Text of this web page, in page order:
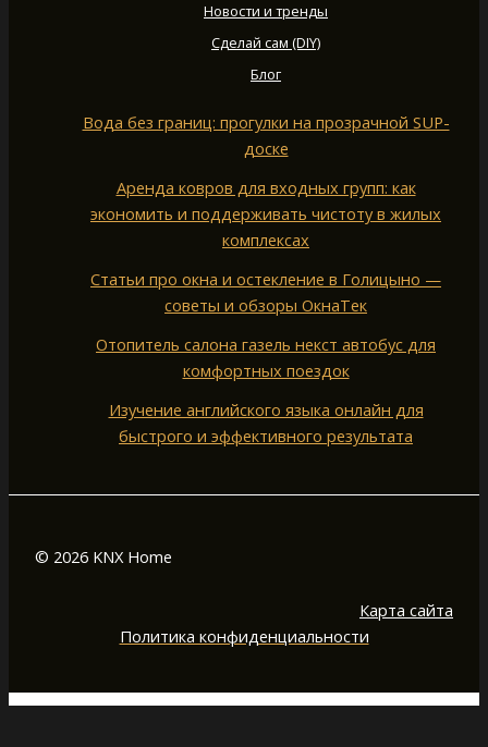
Новости и тренды
Сделай сам (DIY)
Блог
Вода без границ: прогулки на прозрачной SUP-
доске
Аренда ковров для входных групп: как
экономить и поддерживать чистоту в жилых
комплексах
Статьи про окна и остекление в Голицыно —
советы и обзоры ОкнаТек
Отопитель салона газель некст автобус для
комфортных поездок
Изучение английского языка онлайн для
быстрого и эффективного результата
© 2026 KNX Home
Карта сайта
Политика конфиденциальности